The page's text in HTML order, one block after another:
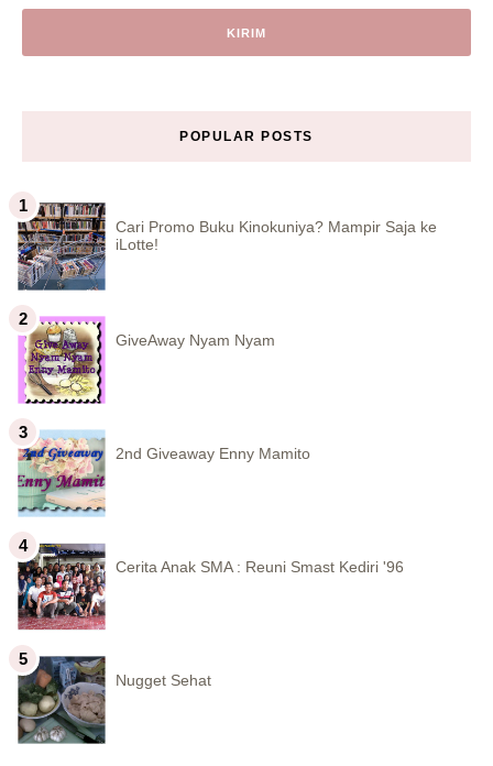
POPULAR POSTS
Cari Promo Buku Kinokuniya? Mampir Saja ke
iLotte!
GiveAway Nyam Nyam
2nd Giveaway Enny Mamito
Cerita Anak SMA : Reuni Smast Kediri '96
Nugget Sehat